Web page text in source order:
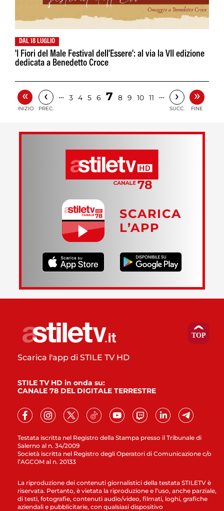
DAL 18 LUGLIO
'I Fiori del Male Festival dell'Essere': al via la VII edizione
dedicata a Benedetto Croce
«
INIZIO
‹
PREC.
… 3 4 5 6 7 8 9 10 11 … ›
SUCC.
»
FINE
SCARICA
L’APP
Testata iscritta nel Registro della Stampa presso il Tribunale di
Salerno al n. 34/2009
Società iscritta nel Registro degli Operatori di Comunicazione c/o
l’AGCOM al n. 20133
Scarica l'app di STILE TV HD
STILE TV HD in onda su:
CANALE 78 DEL DIGITALE TERRESTRE
La riproduzione dei contenuti giornalistici della testata STILETV è
riservata. Pertanto, è vietata la riproduzione e l’uso, anche parziale,
di testi, fotografie, contenuti audio/video, filmati, loghi, grafiche
aziendali e pubblicitarie, con qualsiasi dispositivo